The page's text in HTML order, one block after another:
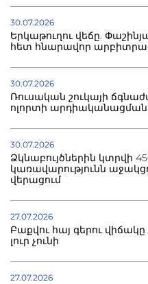
30.07.2026
Երկաթուղու վեճը.
հետ հնարավոր
30.07.2026
Ռուսական շուկայի
ոլորտի արդիականացման
30.07.2026
Ձկնաբույծներին կտրվի
կառավարությունն
վերացում
27.07.2026
Բաքվու հայ գերու
լուր չունի
27.07.2026